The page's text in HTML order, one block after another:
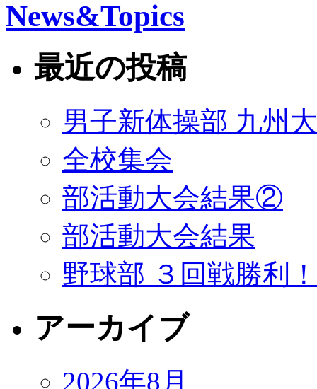
最近の投稿
男子新体操部 九州
全校集会
部活動大会結果②
部活動大会結果
野球部 ３回戦勝利！
アーカイブ
2026年8月